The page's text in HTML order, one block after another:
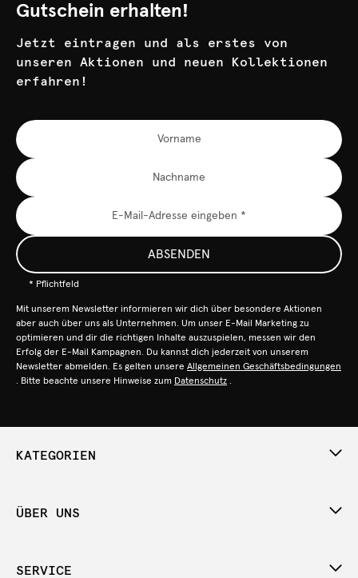
Gutschein erhalten!
Jetzt eintragen und als erstes von
unseren Aktionen und neuen Kollektionen
erfahren!
ABSENDEN
* Pflichtfeld
Mit unserem Newsletter informieren wir dich über besondere Aktionen
aber auch über uns als Unternehmen. Um unser E-Mail Marketing zu
optimieren und dir die richtigen Inhalte auszuspielen, messen wir den
Erfolg der E-Mail Kampagnen. Du kannst dich jederzeit von unserem
Newsletter abmelden. Es gelten unsere Allgemeinen Geschäftsbedingungen
. Bitte beachte unsere Hinweise zum Datenschutz .
KATEGORIEN
ÜBER UNS
SERVICE